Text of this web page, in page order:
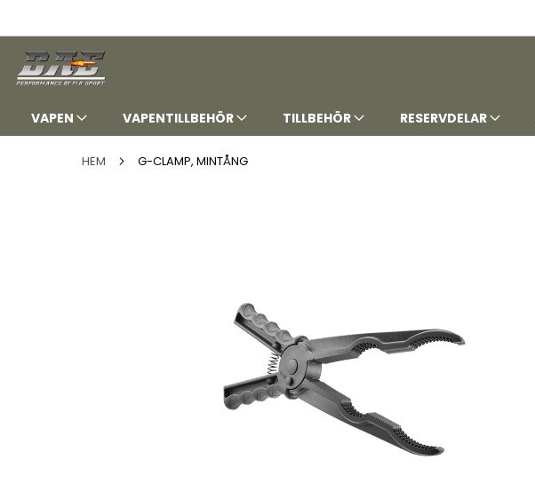
TILL
INNEHÅLLET
VAPEN VAPENTILLBEHÖR TILLBEHÖR RESERVDELAR
HEM G-CLAMP, MINTÅNG